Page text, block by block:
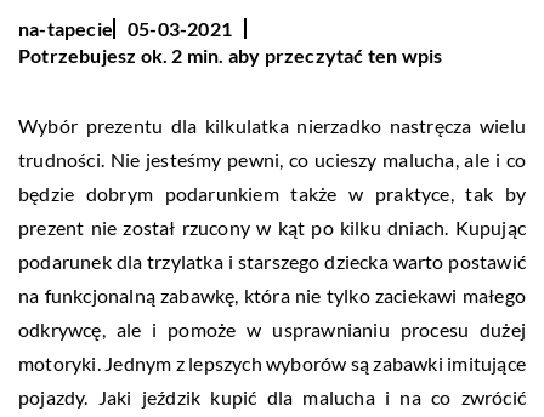
na-tapecie
05-03-2021
Potrzebujesz ok. 2 min. aby przeczytać ten wpis
Wybór prezentu dla kilkulatka nierzadko nastręcza wielu
trudności. Nie jesteśmy pewni, co ucieszy malucha, ale i co
będzie dobrym podarunkiem także w praktyce, tak by
prezent nie został rzucony w kąt po kilku dniach. Kupując
podarunek dla trzylatka i starszego dziecka warto postawić
na funkcjonalną zabawkę, która nie tylko zaciekawi małego
odkrywcę, ale i pomoże w usprawnianiu procesu dużej
motoryki. Jednym z lepszych wyborów są zabawki imitujące
pojazdy. Jaki jeździk kupić dla malucha i na co zwrócić